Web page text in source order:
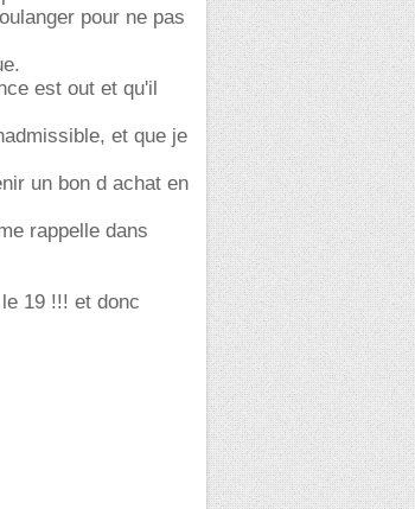
pour ne pas
est out et qu'il
et que je
un bon d achat en
rappelle dans
19 !!! et donc